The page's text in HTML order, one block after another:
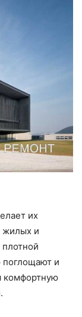
их
жилых и
поглощают и
комфортную